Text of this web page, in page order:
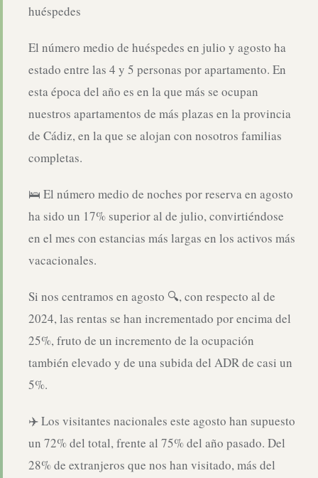
huéspedes
El número medio de huéspedes en julio y agosto ha
estado entre las 4 y 5 personas por apartamento. En
esta época del año es en la que más se ocupan
nuestros apartamentos de más plazas en la provincia
de Cádiz, en la que se alojan con nosotros familias
completas.
🛌 El número medio de noches por reserva en agosto
ha sido un 17% superior al de julio, convirtiéndose
en el mes con estancias más largas en los activos más
vacacionales.
Si nos centramos en agosto 🔍, con respecto al de
2024, las rentas se han incrementado por encima del
25%, fruto de un incremento de la ocupación
también elevado y de una subida del ADR de casi un
5%.
✈️ Los visitantes nacionales este agosto han supuesto
un 72% del total, frente al 75% del año pasado. Del
28% de extranjeros que nos han visitado, más del